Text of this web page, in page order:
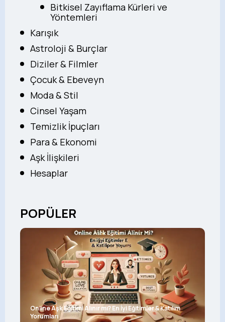
Bitkisel Zayıflama Kürleri ve
Yöntemleri
Karışık
Astroloji & Burçlar
Diziler & Filmler
Çocuk & Ebeveyn
Moda & Stil
Cinsel Yaşam
Temizlik İpuçları
Para & Ekonomi
Aşk İlişkileri
Hesaplar
POPÜLER
Online Aşk Eğitimi Alınır mı? En İyi Eğitimler & Katılım
Yorumları